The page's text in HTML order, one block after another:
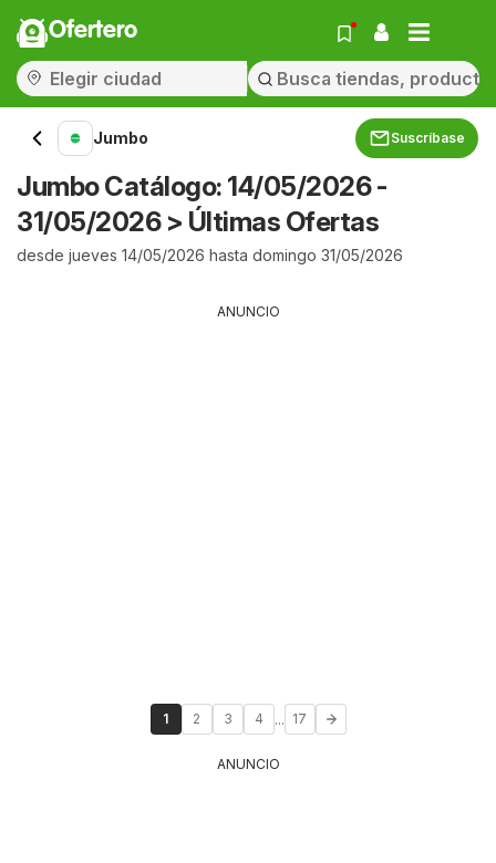
Ofertero
Jumbo Suscríbase
Jumbo Catálogo: 14/05/2026 -
31/05/2026 > Últimas Ofertas
desde jueves 14/05/2026 hasta domingo 31/05/2026
ANUNCIO
1 2 3 4 ... 17
ANUNCIO